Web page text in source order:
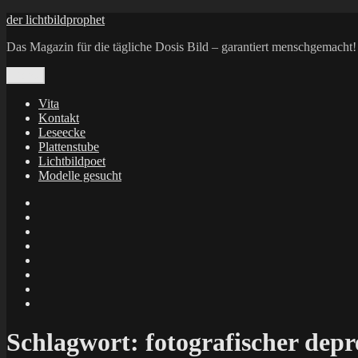
Zum
springen
der lichtbildprophet
Das Magazin für die tägliche Dosis Bild – garantiert menschgemacht!
Vita
Kontakt
Leseecke
Plattenstube
Lichtbildpoet
Modelle gesucht
X
Schlagwort: fotografischer